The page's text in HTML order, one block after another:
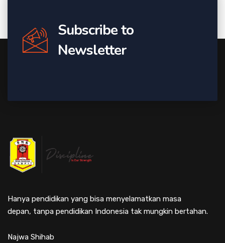
Subscribe to
Newsletter
Hanya pendidikan yang bisa menyelamatkan masa
depan, tanpa pendidikan Indonesia tak mungkin bertahan.
Najwa Shihab